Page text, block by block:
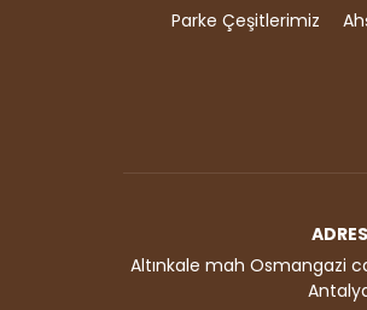
Parke Çeşitlerimiz
ADRES
Altınkale mah Osmangazi